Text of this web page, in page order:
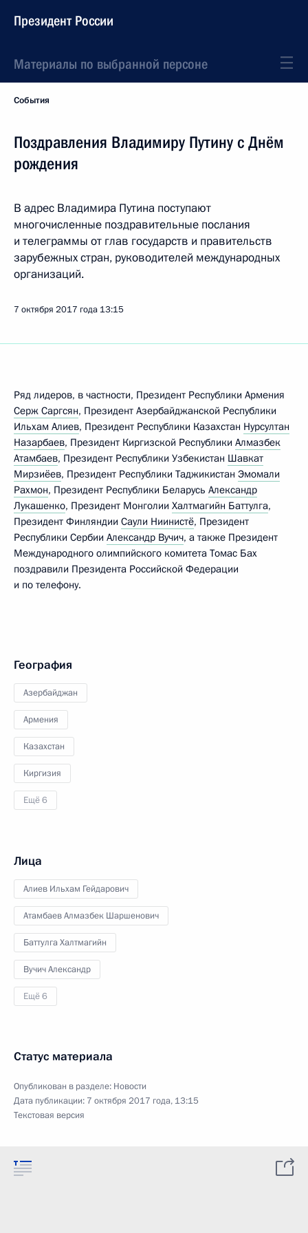
Президент России
Материалы по выбранной персоне
События
Поздравления Владимиру Путину с Днём
рождения
В адрес Владимира Путина поступают
многочисленные поздравительные послания
и телеграммы от глав государств и правительств
зарубежных стран, руководителей международных
организаций.
7 октября 2017 года 13:15
Ряд лидеров, в частности, Президент Республики Армения
Серж Саргсян, Президент Азербайджанской Республики
Ильхам Алиев, Президент Республики Казахстан Нурсултан
Назарбаев, Президент Киргизской Республики Алмазбек
Атамбаев, Президент Республики Узбекистан Шавкат
Мирзиёев, Президент Республики Таджикистан Эмомали
Рахмон, Президент Республики Беларусь Александр
Лукашенко, Президент Монголии Халтмагийн Баттулга,
Президент Финляндии Саули Ниинистё, Президент
Республики Сербии Александр Вучич, а также Президент
Международного олимпийского комитета Томас Бах
поздравили Президента Российской Федерации
и по телефону.
География
Азербайджан
Армения
Казахстан
Киргизия
Ещё 6
Лица
Алиев Ильхам Гейдарович
Атамбаев Алмазбек Шаршенович
Баттулга Халтмагийн
Вучич Александр
Ещё 6
Статус материала
Опубликован в разделе: Новости
Дата публикации: 7 октября 2017 года, 13:15
Текстовая версия